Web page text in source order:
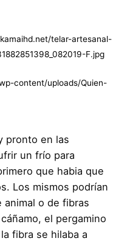
telar-artesanal-
F.jpg
content/uploads/Quien-
pronto en las
un frío para
que habia que
Los mismos podrían
o de fibras
el pergamino
fibra se hilaba a